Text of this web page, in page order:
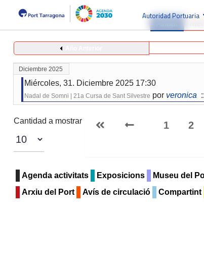
Autoridad Portuaria
Diciembre 2025
Miércoles, 31. Diciembre 2025 17:30
Nadal de Somni | 21a Cursa de Sant Silvestre por veronica
Lista de límites de paginación
Cantidad a mostrar 1 2
Agenda activitats Exposicions Museu del
Arxiu del Port
Avís de circulació Compartint